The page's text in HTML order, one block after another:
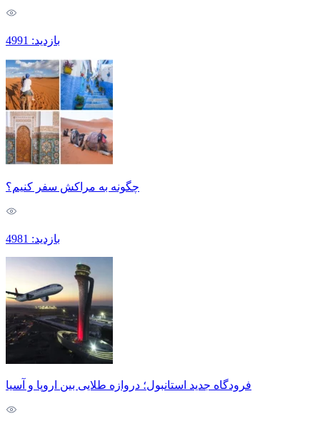
بازدید: 4991
چگونه به مراکش سفر کنیم؟
بازدید: 4981
فرودگاه جدید استانبول؛ دروازه طلایی بین اروپا و آسیا